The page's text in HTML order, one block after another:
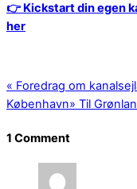
👉 Kickstart din egen
her
« Foredrag om
København» Til
1 Comment